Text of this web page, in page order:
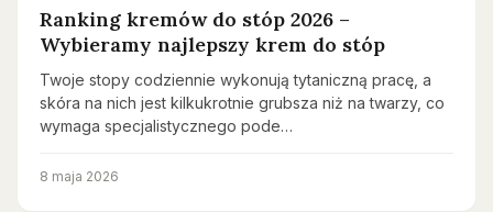
Ranking kremów do stóp 2026 –
Wybieramy najlepszy krem do stóp
Twoje stopy codziennie wykonują tytaniczną pracę, a
skóra na nich jest kilkukrotnie grubsza niż na twarzy, co
wymaga specjalistycznego pode…
8 maja 2026